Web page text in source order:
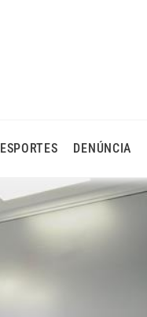
ESPORTES DENÚNCIA